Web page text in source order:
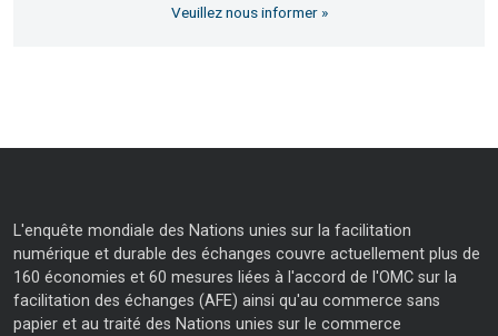
Veuillez nous informer »
L'enquête mondiale des Nations unies sur la facilitation
numérique et durable des échanges couvre actuellement plus de
160 économies et 60 mesures liées à l'accord de l'OMC sur la
facilitation des échanges (AFE) ainsi qu'au commerce sans
papier et au traité des Nations unies sur le commerce